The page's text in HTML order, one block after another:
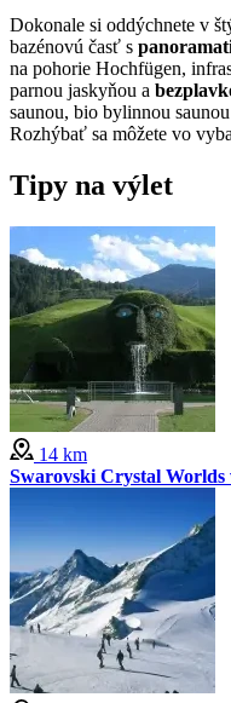
Dokonale si oddýchnete v
bazénovú časť s
na pohorie Hochfügen,
parnou jaskyňou a
saunou, bio bylinnou
Rozhýbať sa môžete vo
Tipy na výlet
14 km
Swarovski Crystal Worlds